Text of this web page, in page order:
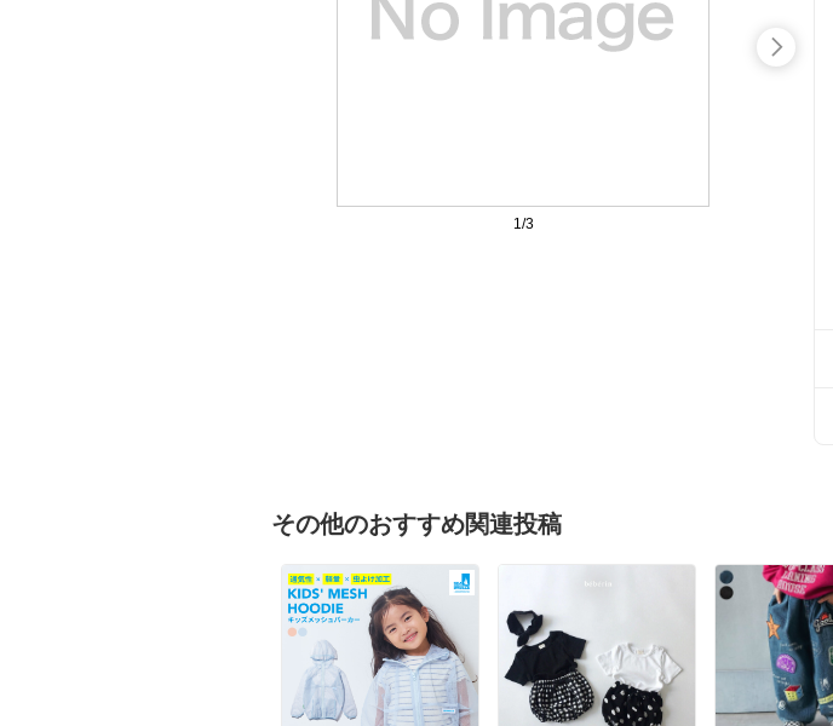
1/3
その他のおすすめ関連投稿